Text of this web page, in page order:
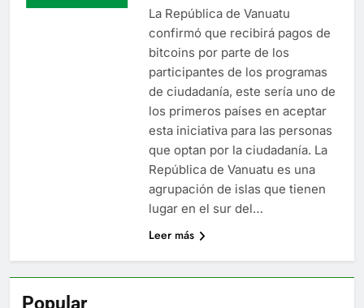
La República de Vanuatu
confirmó que recibirá pagos de
bitcoins por parte de los
participantes de los programas
de ciudadanía, este sería uno de
los primeros países en aceptar
esta iniciativa para las personas
que optan por la ciudadanía. La
República de Vanuatu es una
agrupación de islas que tienen
lugar en el sur del…
Leer más
Popular